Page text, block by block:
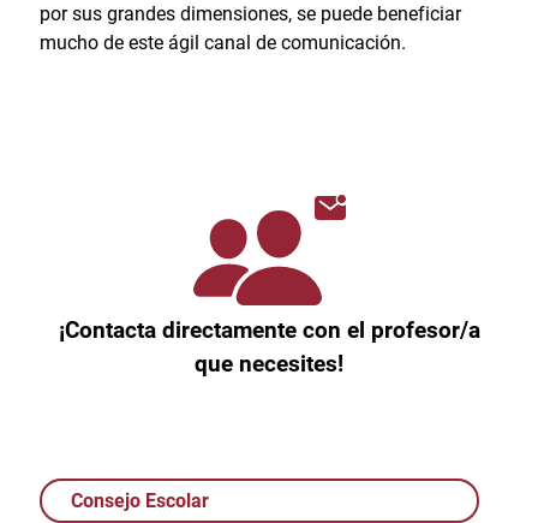
por sus grandes dimensiones, se puede beneficiar
mucho de este ágil canal de comunicación.
¡Contacta directamente con el profesor/a
que necesites!
Consejo Escolar